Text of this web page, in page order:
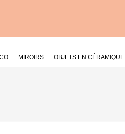
MIROIRS OBJETS EN CÉRAMIQUE